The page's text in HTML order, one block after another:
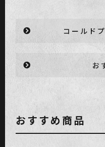
コールド
お
おすすめ商品